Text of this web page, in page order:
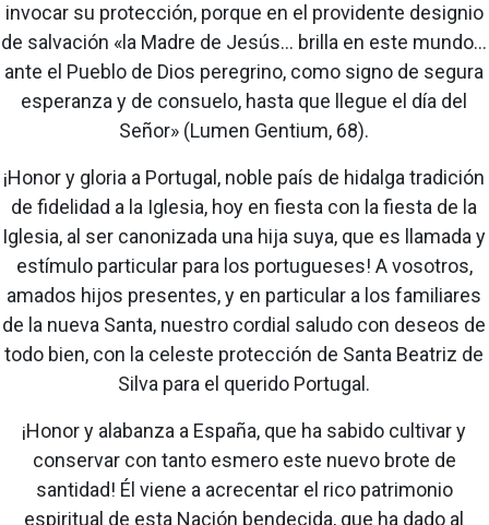
invocar su protección, porque en el providente designio
de salvación «la Madre de Jesús... brilla en este mundo...
ante el Pueblo de Dios peregrino, como signo de segura
esperanza y de consuelo, hasta que llegue el día del
Señor» (Lumen Gentium, 68).
¡Honor y gloria a Portugal, noble país de hidalga tradición
de fidelidad a la Iglesia, hoy en fiesta con la fiesta de la
Iglesia, al ser canonizada una hija suya, que es llamada y
estímulo particular para los portugueses! A vosotros,
amados hijos presentes, y en particular a los familiares
de la nueva Santa, nuestro cordial saludo con deseos de
todo bien, con la celeste protección de Santa Beatriz de
Silva para el querido Portugal.
¡Honor y alabanza a España, que ha sabido cultivar y
conservar con tanto esmero este nuevo brote de
santidad! Él viene a acrecentar el rico patrimonio
espiritual de esta Nación bendecida, que ha dado al